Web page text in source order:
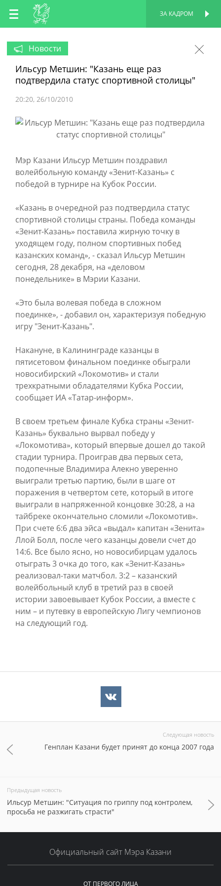
RU
EN
ЗА КАДРОМ
Новости
Ильсур Метшин: "Казань еще раз
подтвердила статус спортивной столицы"
20:20 26/10/2010
Мэр Казани Ильсур Метшин поздравил
волейбольную команду «Зенит-Казань» с
победой в турнире на Кубок России.
«Казань в очередной раз подтвердила статус
спортивной столицы страны. Победа команды
«Зенит-Казань» поставила жирную точку в
уходящем году, полном спортивных побед
казанских команд», - сказал Ильсур Метшин
сегодня, 28 декабря, на «деловом
понедельнике» в Мэрии Казани.
«Это была волевая победа в сложном
поединке», - добавил он, характеризуя победную
игру "Зенит-Казань".
Накануне, в Калининграде казанцы в
пятисетовом финальном поединке обыграли
новосибирский «Локомотив» и стали
трехкратными обладателями Кубка России,
сообщает ИА «Татар-информ».
В своем третьем финале Кубка страны «Зенит-
Казань» буквально вырвал победу у
«Локомотива», который впервые дошел до такой
стадии турнира. Проиграв два первых сета,
подопечные Владимира Алекно уверенно
выиграли третью партию, были в шаге от
поражения в четвертом сете, который в итоге
выиграли в напряженной концовке 30:28, а на
тайбреке окончательно сломили «Локомотив».
При счете 6:6 два эйса «выдал» капитан «Зенита»
Ллой Болл, после чего казанцы довели счет до
14:6. Все было ясно, но новосибирцам удалось
отыграть 3 очка до того, как «Зенит-Казань»
реализовал-таки матчбол. 3:2 – казанский
волейбольный клуб в третий раз в своей
истории завоевывает Кубок России, а вместе с
ним – и путевку в европейскую Лигу чемпионов
на следующий год.
Следующая новость
Генплан Казани будет принят до конца 2007 года
Предыдущая новость
Ильсур Метшин: "Ситуация по гриппу под контролем,
просьба не разжигать страсти"
Официальный сайт Мэра Казани
ОТ ПЕРВОГО ЛИЦА
ПЕРСОНАЛЬНАЯ